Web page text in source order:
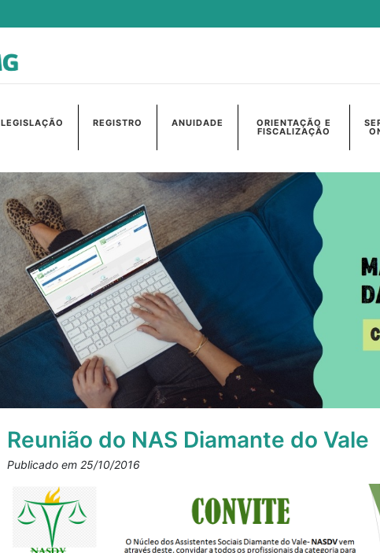
LEGISLAÇÃO REGISTRO ANUIDADE ORIENTAÇÃO E
FISCALIZAÇÃO
Reunião do NAS Diamante do Vale
Publicado em 25/10/2016